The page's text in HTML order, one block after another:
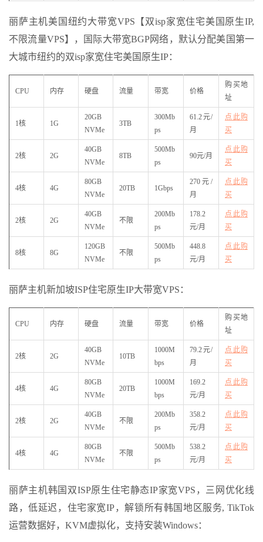
丽萨主机美国纽约大带宽VPS【双isp家宽住宅美国原生IP,
不限流量VPS】，国际大带宽BGP网络，默认分配美国第一
大城市纽约的双isp家宽住宅美国原生IP：
CPU 内存 硬盘 流量 带宽 价格
购买地
址
1核 1G
20GB
NVMe
3TB
300Mb
ps
61.2元/
月
点此购
买
2核 2G
40GB
NVMe
8TB
500Mb
ps
90元/月
点此购
买
4核 4G
80GB
NVMe
20TB 1Gbps
270元/
月
点此购
买
2核 2G
40GB
NVMe
不限
200Mb
ps
178.2
元/月
点此购
买
8核 8G
120GB
NVMe
不限
500Mb
ps
448.8
元/月
点此购
买
丽萨主机新加坡ISP住宅原生IP大带宽VPS：
CPU 内存 硬盘 流量 带宽 价格
购买地
址
2核 2G
40GB
NVMe
10TB
1000M
bps
79.2元/
月
点此购
买
4核 4G
80GB
NVMe
20TB
1000M
bps
169.2
元/月
点此购
买
2核 2G
40GB
NVMe
不限
200Mb
ps
358.2
元/月
点此购
买
4核 4G
80GB
NVMe
不限
500Mb
ps
538.2
元/月
点此购
买
丽萨主机韩国双ISP原生住宅静态IP家宽VPS，三网优化线
路，低延迟，住宅家宽IP，解锁所有韩国地区服务, TikTok
运营数据好，KVM虚拟化，支持安装Windows：